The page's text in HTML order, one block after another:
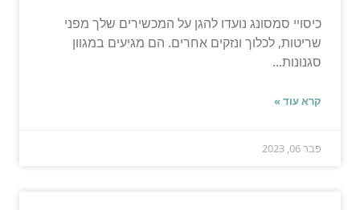
כיסויי סמסונג נועדו להגן על המכשירים שלך מפני
שריטות, לכלוך ונזקים אחרים. הם מגיעים במגוון
סגנונות...
קרא עוד »
פבר 06, 2023